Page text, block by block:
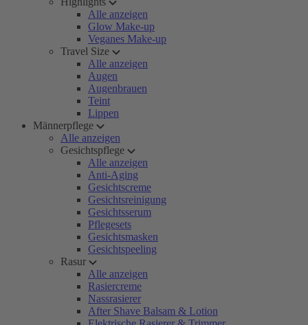
Alle anzeigen
Glow Make-up
Veganes Make-up
Travel Size
Alle anzeigen
Augen
Augenbrauen
Teint
Lippen
Männerpflege
Alle anzeigen
Gesichtspflege
Alle anzeigen
Anti-Aging
Gesichtscreme
Gesichtsreinigung
Gesichtsserum
Pflegesets
Gesichtsmasken
Gesichtspeeling
Rasur
Alle anzeigen
Rasiercreme
Nassrasierer
After Shave Balsam & Lotion